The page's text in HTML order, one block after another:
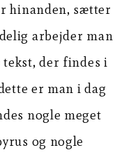
hinanden, sætter
arbejder man
tekst, der findes i
er man i dag
nogle meget
og nogle